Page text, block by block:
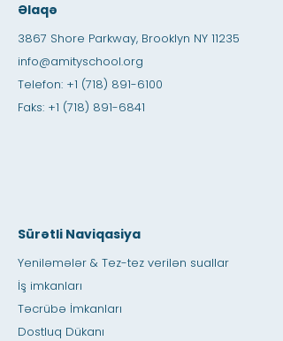
Əlaqə
3867 Shore Parkway, Brooklyn NY 11235
info@amityschool.org
Telefon: +1 (718) 891-6100
Faks: +1 (718) 891-6841
Sürətli Naviqasiya
Yeniləmələr & Tez-tez verilən suallar
İş imkanları
Təcrübə İmkanları
Dostluq Dükanı